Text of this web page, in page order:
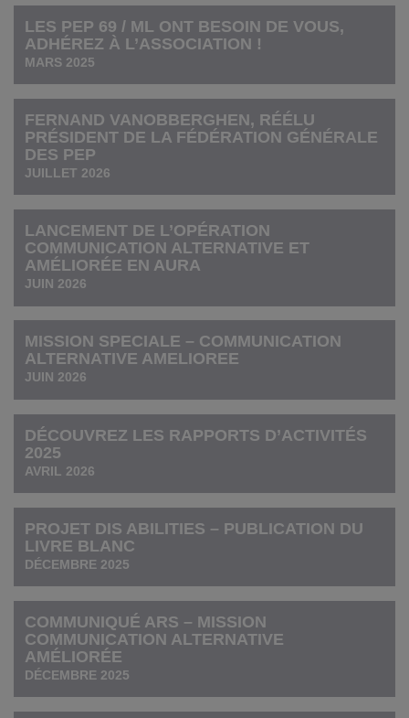
LES PEP 69 / ML ONT BESOIN DE VOUS,
ADHÉREZ À L’ASSOCIATION !
MARS 2025
FERNAND VANOBBERGHEN, RÉÉLU
PRÉSIDENT DE LA FÉDÉRATION GÉNÉRALE
DES PEP
JUILLET 2026
LANCEMENT DE L’OPÉRATION
COMMUNICATION ALTERNATIVE ET
AMÉLIORÉE EN AURA
JUIN 2026
MISSION SPECIALE – COMMUNICATION
ALTERNATIVE AMELIOREE
JUIN 2026
DÉCOUVREZ LES RAPPORTS D’ACTIVITÉS
2025
AVRIL 2026
PROJET DIS ABILITIES – PUBLICATION DU
LIVRE BLANC
DÉCEMBRE 2025
COMMUNIQUÉ ARS – MISSION
COMMUNICATION ALTERNATIVE
AMÉLIORÉE
DÉCEMBRE 2025